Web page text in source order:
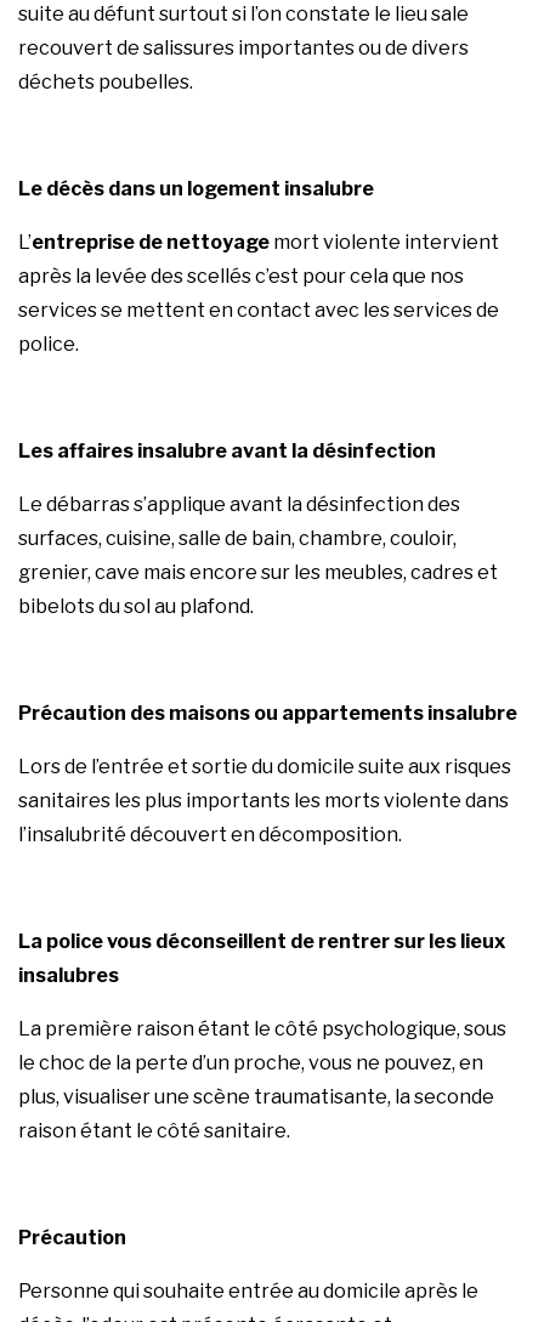
suite au défunt surtout si l’on constate le lieu sale
recouvert de salissures importantes ou de divers
déchets poubelles.
Le décès dans un logement insalubre
L’entreprise de nettoyage mort violente intervient
après la levée des scellés c’est pour cela que nos
servicesse mettent en contact avec les services de
police.
Les affaires insalubre avant la désinfection
Le débarras s’applique avant ladésinfectiondes
surfaces, cuisine, salle de bain, chambre, couloir,
grenier, cave mais encore sur les meubles, cadres et
bibelots du sol au plafond.
Précaution des maisons ou appartements insalubre
Lors de l’entrée et sortie du domicile suite aux risques
sanitaires les plus importants les morts violente dans
l’insalubrité découvert en décomposition.
La police vous déconseillent de rentrer sur les lieux
insalubres
La première raison étant le côté psychologique, sous
le choc de la perte d’un proche, vous ne pouvez, en
plus, visualiser une scène traumatisante, la seconde
raison étant le côté sanitaire.
Précaution
Personne qui souhaite entrée au domicile après le